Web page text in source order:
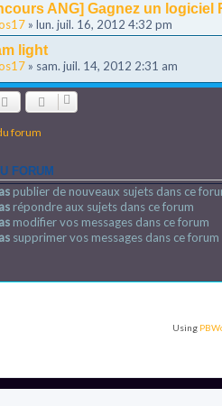
ANG] Gagnez un logiciel
» lun. juil. 16, 2012 4:32 pm
light
» sam. juil. 14, 2012 2:31 am
forum
FORUM
publier de nouveaux sujets dans ce
répondre aux sujets dans ce forum
modifier vos messages dans ce forum
supprimer vos messages dans ce forum
Using